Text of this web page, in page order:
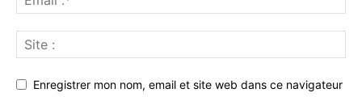
Enregistrer mon nom, email et site web dans ce navigateur